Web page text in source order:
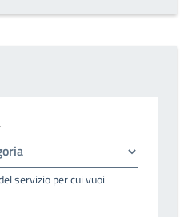
servizio per cui vuoi